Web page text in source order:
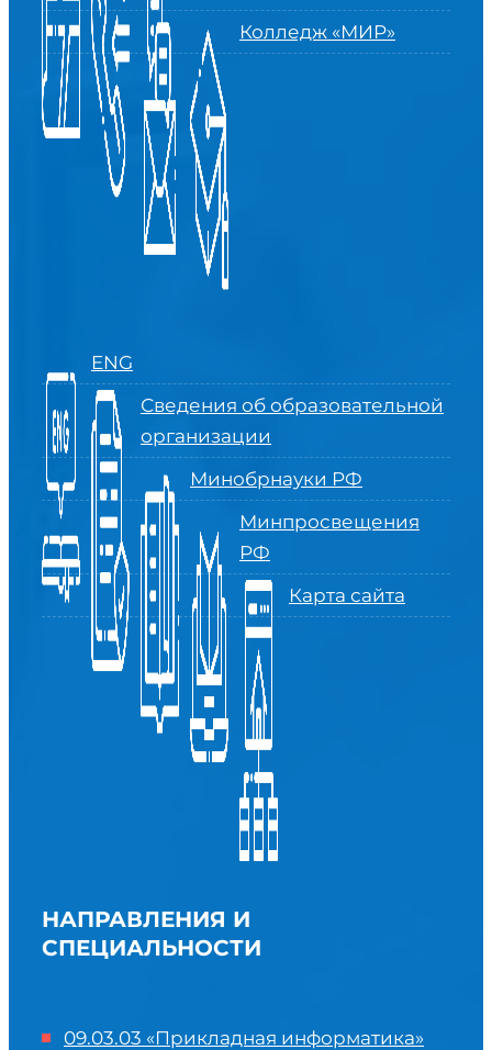
Колледж «МИР»
ENG
Сведения об образовательной
организации
Минобрнауки РФ
Минпросвещения
РФ
Карта сайта
НАПРАВЛЕНИЯ И
СПЕЦИАЛЬНОСТИ
09.03.03 «Прикладная информатика»